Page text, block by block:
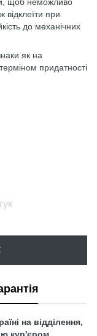
відклеїти при
до механічних
як на
придатності
на відділення,